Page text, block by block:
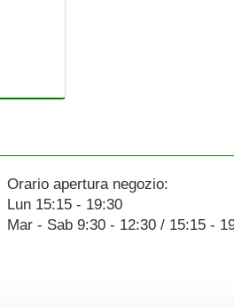
Orario apertura negozio:
Lun 15:15 - 19:30
Mar - Sab 9:30 - 12:30 / 15:15 -